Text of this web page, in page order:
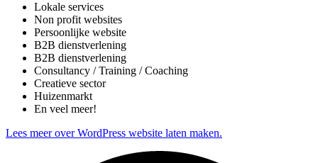
Lokale services
Non profit websites
Persoonlijke website
B2B dienstverlening
B2B dienstverlening
Consultancy / Training / Coaching
Creatieve sector
Huizenmarkt
En veel meer!
Lees meer over WordPress website laten maken.